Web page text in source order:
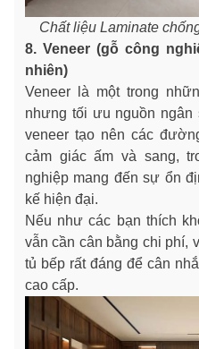
Chất liệu Laminate
8. Veneer (gỗ công
nhiên)
Veneer là một trong
nhưng tối ưu nguồn
veneer tạo nên các
cảm giác ấm và sang,
nghiệp mang đến sự ổn
kế hiện đại.
Nếu như các bạn thích
vẫn cần cân bằng chi phí,
tủ bếp rất đáng để cân
cao cấp.